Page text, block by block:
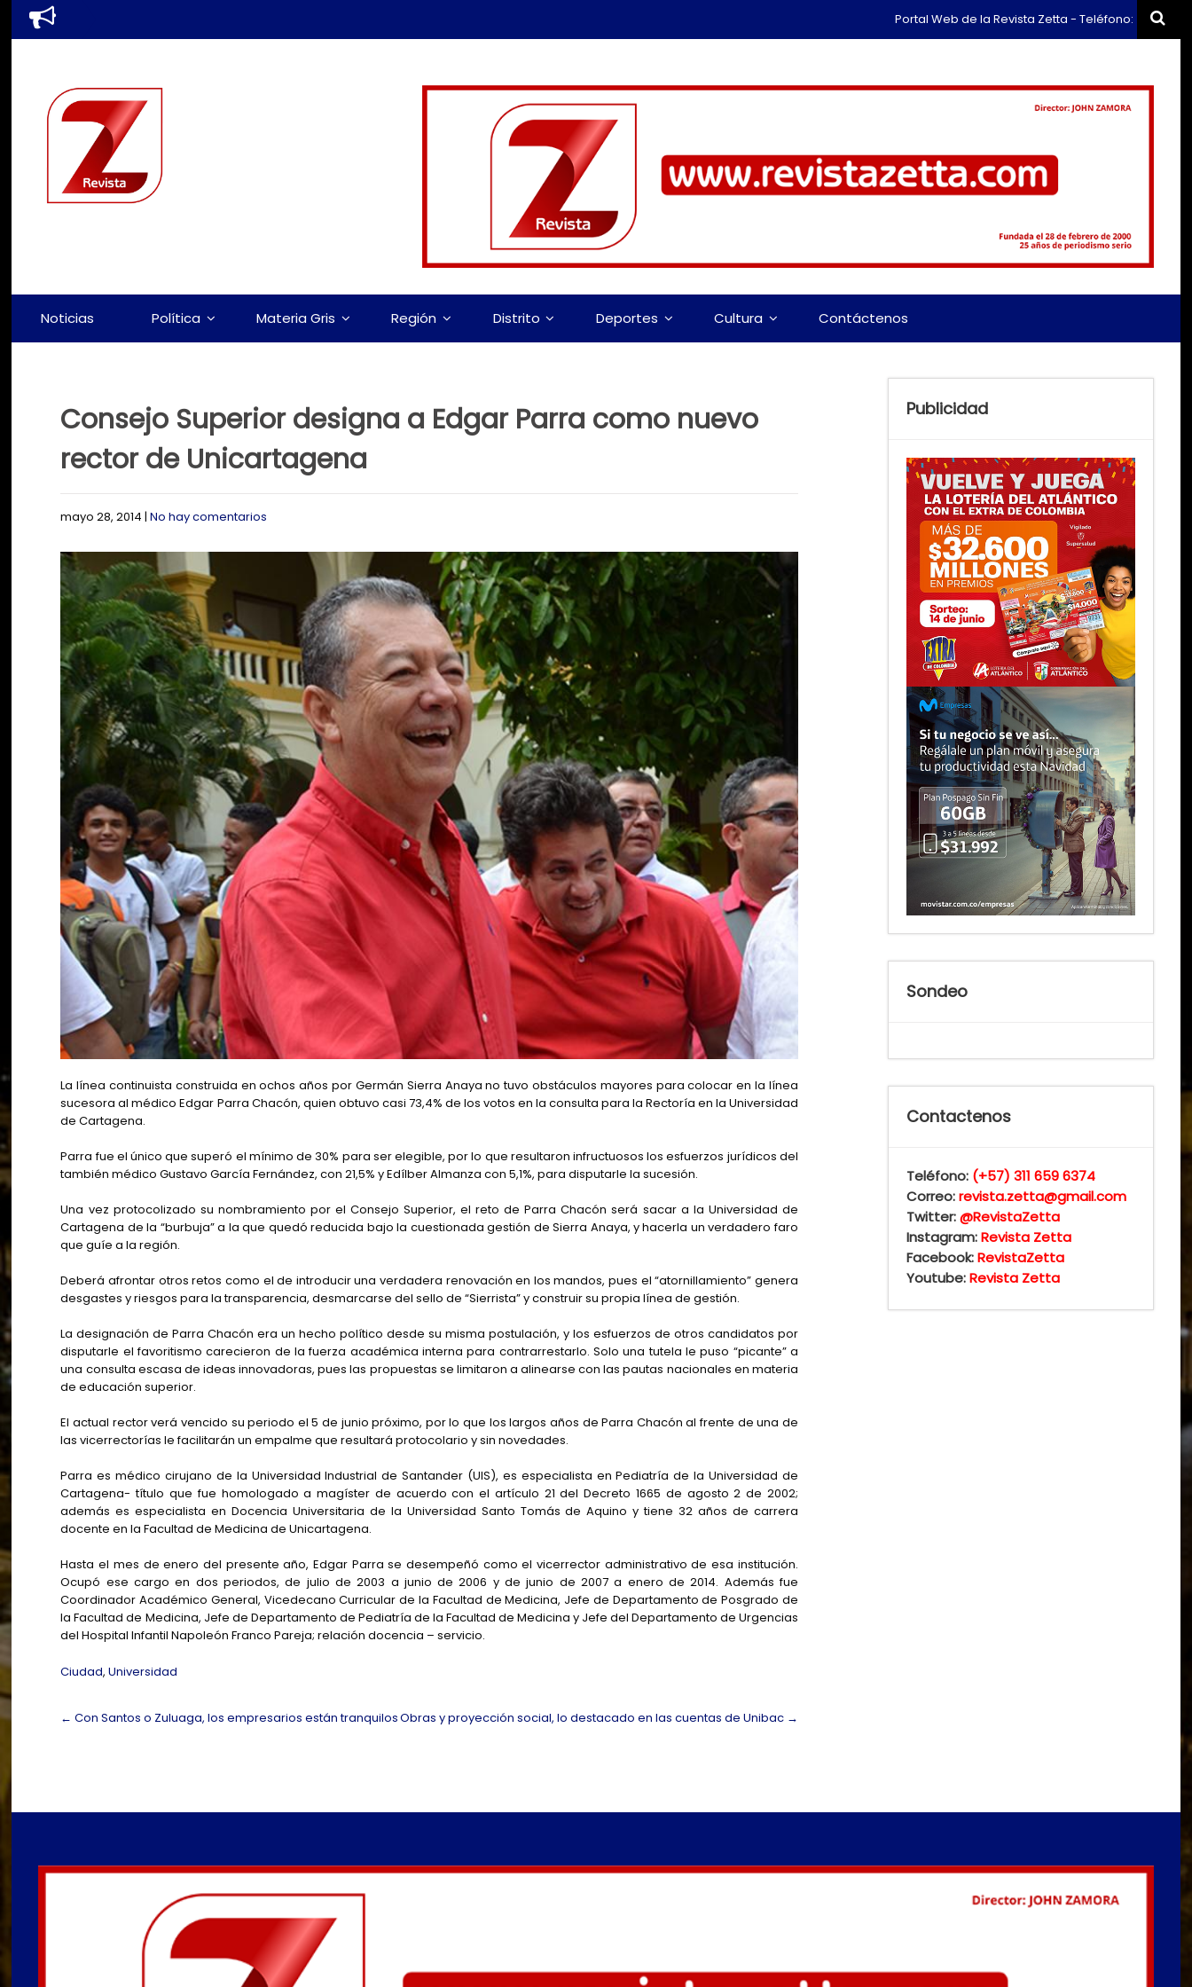
Portal Web de la Revista Zetta - Teléfono: (+57) 311 659
Noticias Política Materia Gris Región Distrito Deportes Cultura Contáctenos
Consejo Superior designa a Edgar Parra como nuevo
rector de Unicartagena
mayo 28, 2014 |No hay comentarios
La línea continuista construida en ochos años por Germán Sierra Anaya no tuvo obstáculos mayores para colocar en la línea
sucesora al médico Edgar Parra Chacón, quien obtuvo casi 73,4% de los votos en la consulta para la Rectoría en la Universidad
de Cartagena.
Parra fue el único que superó el mínimo de 30% para ser elegible, por lo que resultaron infructuosos los esfuerzos jurídicos del
también médico Gustavo García Fernández, con 21,5% y Edílber Almanza con 5,1%, para disputarle la sucesión.
Una vez protocolizado su nombramiento por el Consejo Superior, el reto de Parra Chacón será sacar a la Universidad de
Cartagena de la “burbuja” a la que quedó reducida bajo la cuestionada gestión de Sierra Anaya, y hacerla un verdadero faro
que guíe a la región.
Deberá afrontar otros retos como el de introducir una verdadera renovación en los mandos, pues el “atornillamiento” genera
desgastes y riesgos para la transparencia, desmarcarse del sello de “Sierrista” y construir su propia línea de gestión.
La designación de Parra Chacón era un hecho político desde su misma postulación, y los esfuerzos de otros candidatos por
disputarle el favoritismo carecieron de la fuerza académica interna para contrarrestarlo. Solo una tutela le puso “picante” a
una consulta escasa de ideas innovadoras, pues las propuestas se limitaron a alinearse con las pautas nacionales en materia
de educación superior.
El actual rector verá vencido su periodo el 5 de junio próximo, por lo que los largos años de Parra Chacón al frente de una de
las vicerrectorías le facilitarán un empalme que resultará protocolario y sin novedades.
Parra es médico cirujano de la Universidad Industrial de Santander (UIS), es especialista en Pediatría de la Universidad de
Cartagena- título que fue homologado a magíster de acuerdo con el artículo 21 del Decreto 1665 de agosto 2 de 2002;
además es especialista en Docencia Universitaria de la Universidad Santo Tomás de Aquino y tiene 32 años de carrera
docente en la Facultad de Medicina de Unicartagena.
Hasta el mes de enero del presente año, Edgar Parra se desempeñó como el vicerrector administrativo de esa institución.
Ocupó ese cargo en dos periodos, de julio de 2003 a junio de 2006 y de junio de 2007 a enero de 2014. Además fue
Coordinador Académico General, Vicedecano Curricular de la Facultad de Medicina, Jefe de Departamento de Posgrado de
la Facultad de Medicina, Jefe de Departamento de Pediatría de la Facultad de Medicina y Jefe del Departamento de Urgencias
del Hospital Infantil Napoleón Franco Pareja; relación docencia – servicio.
Ciudad,Universidad
Post
← Con Santos o Zuluaga, los empresarios están tranquilosObras y proyección social, lo destacado en las cuentas de Unibac →
Publicidad
Sondeo
Contactenos
Teléfono: (+57) 311 659 6374
Correo:revista.zetta@gmail.com
Twitter:@RevistaZetta
Instagram:Revista Zetta
Facebook:RevistaZetta
Youtube:Revista Zetta